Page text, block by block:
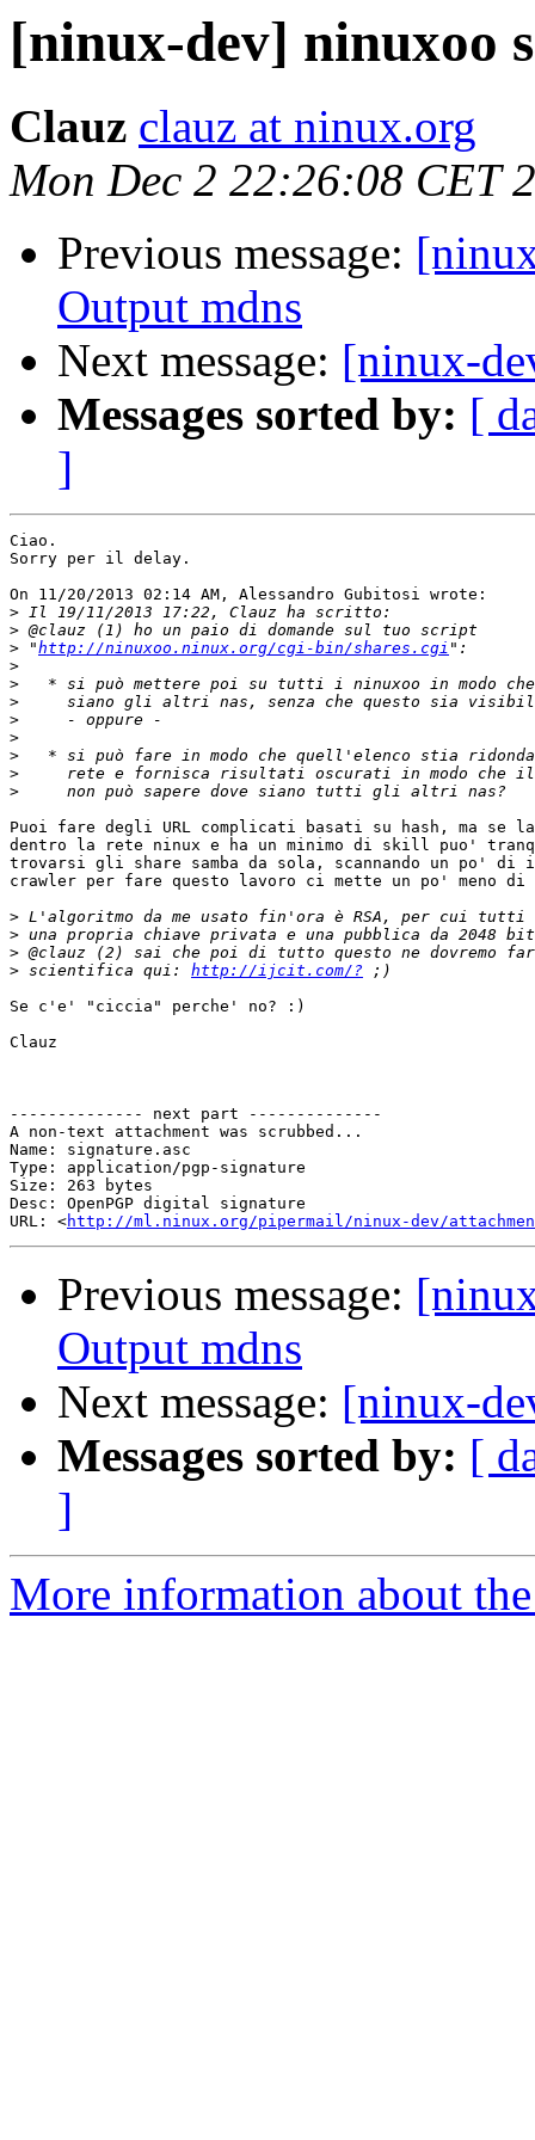
[ninux-dev] ninuxoo
Clauz clauz at ninux.org
Mon Dec 2 22:26:08 CET
Previous message:
Output mdns
Next message: [ninux-
Messages sorted by: [
]
Ciao.
Sorry per il delay.
On 11/20/2013 02:14 AM, Alessandro Gubitosi wrote:
>
>
> "http://ninuxoo.ninux.org/cgi-bin/shares.cgi
>
>
>
>
>
>
>
>
Puoi fare degli URL complicati basati su hash, ma se
dentro la rete ninux e ha un minimo di skill puo'
trovarsi gli share samba da sola, scannando un po'
crawler per fare questo lavoro ci mette un po' meno di
>
>
>
> scientifica qui: http://ijcit.com/?
Se c'e' "ciccia" perche' no? :)
Clauz
-------------- next part --------------
A non-text attachment was scrubbed...
Name: signature.asc
Type: application/pgp-signature
Size: 263 bytes
Desc: OpenPGP digital signature
URL: <http://ml.ninux.org/pipermail/ninux-dev/
Previous message:
Output mdns
Next message: [ninux-
Messages sorted by: [
]
More information about